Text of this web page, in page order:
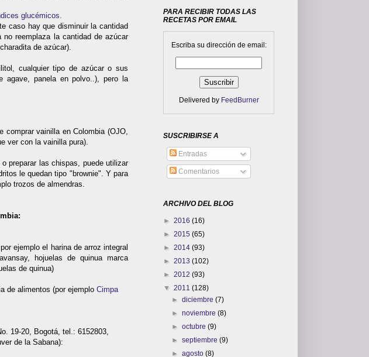
glucémicos.
caso hay que disminuir la cantidad
reemplaza la cantidad de azúcar
de azúcar).
cualquier tipo de azúcar o sus
agave, panela en polvo..), pero la
comprar vainilla en Colombia (OJO,
ver con la vainilla pura).
preparar las chispas, puede utilizar
le quedan tipo "brownie". Y para
trozos de almendras.
ejemplo el harina de arroz integral
hojuelas de quinua marca
de quinua)
de alimentos (por ejemplo Cimpa
19-20, Bogotá, tel.: 6152803,
de la Sabana):
PARA RECIBIR TODAS LAS
RECETAS POR EMAIL
Escriba su dirección de email:
Delivered by FeedBurner
SUSCRIBIRSE A
Entradas
Comentarios
ARCHIVO DEL BLOG
► 2016 (16)
► 2015 (65)
► 2014 (93)
► 2013 (102)
► 2012 (93)
▼ 2011 (128)
►diciembre(7)
►noviembre(8)
►octubre(9)
►septiembre(9)
►agosto(8)